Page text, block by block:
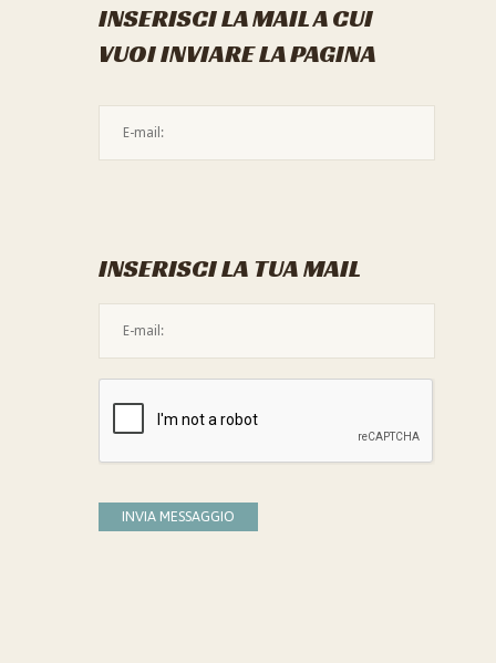
INSERISCI LA MAIL A CUI
VUOI INVIARE LA PAGINA
INSERISCI LA TUA MAIL
INVIA MESSAGGIO